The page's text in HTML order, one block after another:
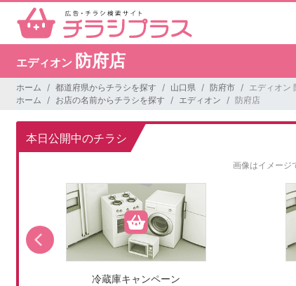
エディオン 防府店
ホーム 都道府県からチラシを探す 山口県 防府市
エディオン
ホーム
お店の名前からチラシを探す エディオン 防府店
本日公開中のチラシ
画像はイメージ
冷蔵庫キャンペーン